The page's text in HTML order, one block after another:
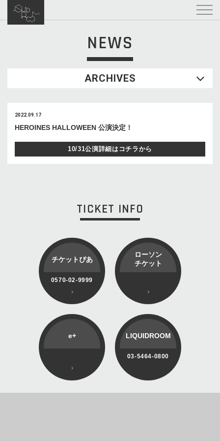
NEWS
ARCHIVES
2022.09.17
HEROINES HALLOWEEN 公演決定！
10/31公演詳細はコチラから
TICKET INFO
チケットぴあ
0570-02-9999
ローソン
チケット
e+ LIQUIDROOM
03-5464-0800